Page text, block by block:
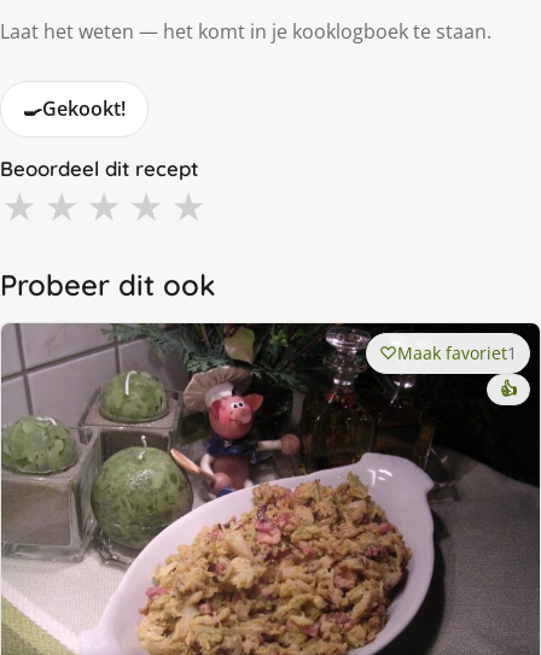
Laat het weten — het komt in je kooklogboek te staan.
🍳Gekookt!
Beoordeel dit recept
★ ★ ★ ★ ★
Probeer dit ook
Maak favoriet1
👍